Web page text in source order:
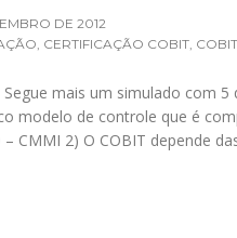
DE 2012
, CERTIFICAÇÃO COBIT, COBIT
Segue mais um simulado com
modelo de controle que é
– CMMI 2) O COBIT depende